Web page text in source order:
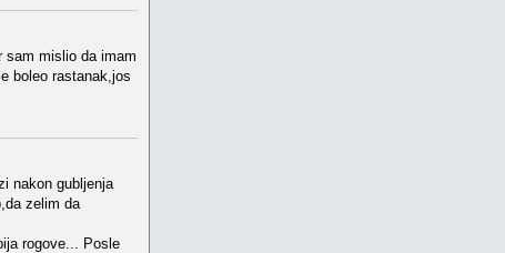
sam mislio da imam
boleo rastanak,jos
nakon gubljenja
zelim da
rogove... Posle